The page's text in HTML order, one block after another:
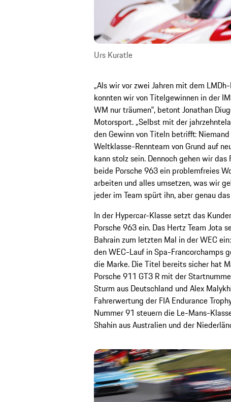
Urs Kuratle
„Als wir vor zwei Jahren mit dem
konnten wir von Titelgewinnen in der
WM nur träumen‟, betont Jonathan
Motorsport. „Selbst mit der
den Gewinn von Titeln betrifft:
Weltklasse-Rennteam von Grund auf
kann stolz sein. Dennoch gehen wir
beide Porsche 963 ein problemfreies
arbeiten und alles umsetzen, was wir
jeder im Team spürt ihn, aber genau
In der Hypercar-Klasse setzt das
Porsche 963 ein. Das Hertz Team Jota
Bahrain zum letzten Mal in der WEC
den WEC-Lauf in Spa-Francorchamps
die Marke. Die Titel bereits sicher hat
Porsche 911 GT3 R mit der
Sturm aus Deutschland und Alex
Fahrerwertung der FIA Endurance
Nummer 91 steuern die Le-Mans-
Shahin aus Australien und der